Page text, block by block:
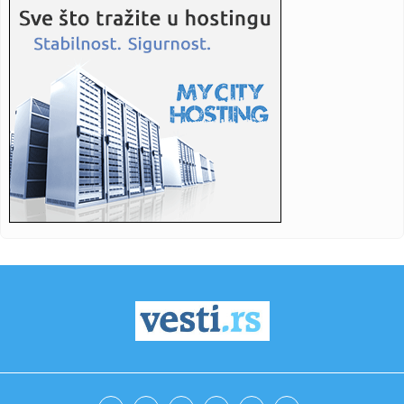
23:21: Izrael pravi plan bez Trampa
23:16:
opas...
23:16:Bruno Gimaraeš prešao iz Njukasla u Arsenal
23:16:Drama se nastavlja: "Samo igračice koje su žene mogu u
WNBA, al...
23:06:Jovanovića čeka ogroman posao – Teleoptik ponovo
poražen
Vatreni pakao kod Doljevca! Automobili potpuno uništeni,